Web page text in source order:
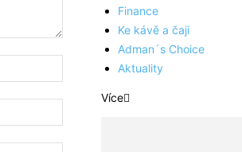
Finance
Ke kávě a čaji
Adman´s Choice
Aktuality
Více